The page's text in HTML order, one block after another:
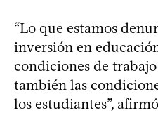
“Lo que estamos
inversión en
condiciones de
también las
los estudiantes”,